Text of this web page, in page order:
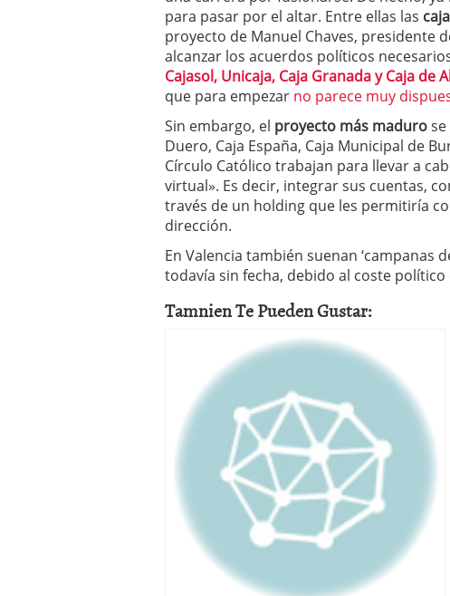
para pasar por el altar. Entre ellas las
proyecto de Manuel Chaves, presidente
alcanzar los acuerdos políticos
Cajasol, Unicaja, Caja Granada y Caja
que para empezar no parece muy
Sin embargo, el proyecto más maduro
Duero, Caja España, Caja Municipal de
Círculo Católico trabajan para llevar a
virtual». Es decir, integrar sus cuentas,
través de un holding que les permitiría
dirección.
En Valencia también suenan ‘campanas
todavía sin fecha, debido al coste
Tamnien Te Pueden Gustar: